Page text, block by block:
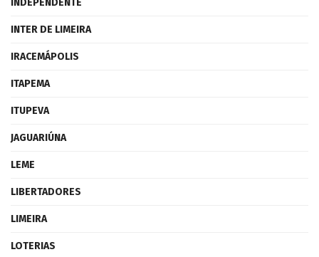
INDEPENDENTE
INTER DE LIMEIRA
IRACEMÁPOLIS
ITAPEMA
ITUPEVA
JAGUARIÚNA
LEME
LIBERTADORES
LIMEIRA
LOTERIAS